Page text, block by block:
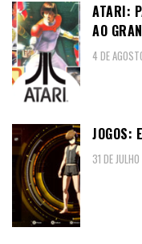
ATARI:
AO
4 DE
JOGOS:
31 DE